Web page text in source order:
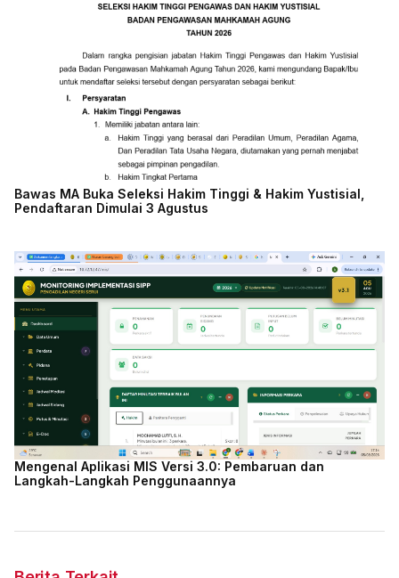
Bawas MA Buka Seleksi Hakim Tinggi & Hakim Yustisial,
Pendaftaran Dimulai 3 Agustus
Mengenal Aplikasi MIS Versi 3.0: Pembaruan dan
Langkah-Langkah Penggunaannya